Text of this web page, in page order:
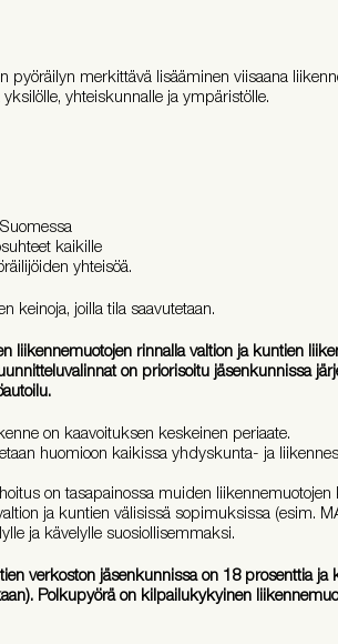
pyöräilyn merkittävä lisääminen viisaana
yhteiskunnalle ja ympäristölle.
kaikille
yhteisöä.
keinoja, joilla tila saavutetaan.
liikennemuotojen rinnalla valtion ja kuntien
on priorisoitu jäsenkunnissa
on kaavoituksen keskeinen periaate.
huomioon kaikissa yhdyskunta- ja
on tasapainossa muiden liikennemuotojen
ja kuntien välisissä sopimuksissa (esim.
ja kävelylle suosiollisemmaksi.
verkoston jäsenkunnissa on 18 prosenttia ja
Polkupyörä on kilpailukykyinen